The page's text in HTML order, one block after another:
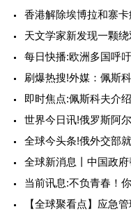
香港解除埃博拉和寨
天文学家新发现一颗
每日快播:欧洲多国呼
刷爆热搜!外媒：佩斯
即时焦点:佩斯科夫介
世界今日讯!俄罗斯阿
全球今头条!俄外交部
全球新消息丨中国政
当前讯息:不负青春！
【全球聚看点】应急